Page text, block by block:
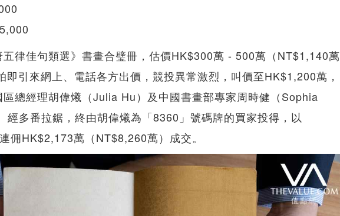
律佳句類選》書畫合璧冊，估價HK$300萬 - 500萬（NT$1,140萬
引來網上、電話各方出價，競投異常激烈，叫價至HK$1,200萬，
總經理胡偉爔（Julia Hu）及中國書畫部專家周時健（Sophia
經多番拉鋸，終由胡偉爔為「8360」號碼牌的買家投得，以
佣HK$2,173萬（NT$8,260萬）成交。